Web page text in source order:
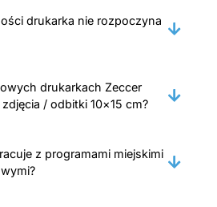
drukarka nie rozpoczyna
drukarkach Zeccer
/ odbitki 10×15 cm?
z programami miejskimi